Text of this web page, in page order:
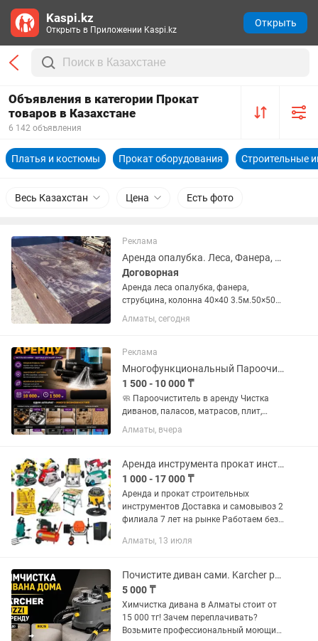
Объявления в категории Прокат
товаров в Казахстане
6 142 объявления
Платья и костюмы Прокат оборудования Строительные
Весь Казахстан Цена Есть фото
Реклама
Аренда опалубка. Леса, Фанера, струбцина, домкрат, колонна, тайрот, через,
Договорная
Аренда леса опалубка, фанера,
струбцина, колонна 40×40 3.5м.50×50
3.5м, тайрод, домкрат, через,
Алматы, сегодня
Реклама
Многофункциональный Пароочиститель 12 в 1
1 500 - 10 000 ₸
🧼 Пароочиститель в аренду Чистка
диванов, паласов, матрасов, плит,
ковров и авто 🚗
Алматы, вчера
Аренда инструмента прокат инструментов электроинструменты оборудование
1 000 - 17 000 ₸
Аренда и прокат строительных
инструментов Доставка и самовывоз 2
филиала 7 лет на рынке Работаем без
самовывоз. Также Вы можете взять в
Алматы, 13 июля
Почистите диван сами. Karcher puzzi в аренду. Диван, салон. Моющий пылесос
5 000 ₸
Химчистка дивана в Алматы стоит от
15 000 тг! Зачем переплачивать?
Возьмите профессиональный моющий
Kaspi.kz
Открыть в Приложении Kaspi.kz
Открыть